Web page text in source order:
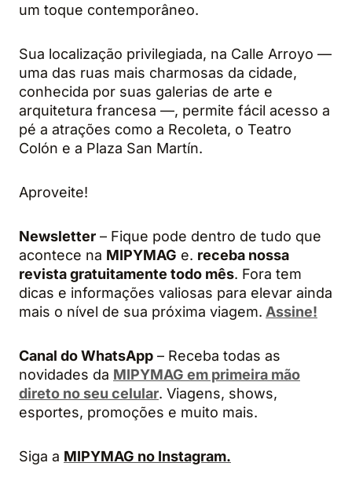
um toque contemporâneo.
Sua localização privilegiada, na Calle Arroyo —
uma das ruas mais charmosas da cidade,
conhecida por suas galerias de arte e
arquitetura francesa —, permite fácil acesso a
pé a atrações como a Recoleta, o Teatro
Colón e a Plaza San Martín.
Aproveite!
Newsletter – Fique pode dentro de tudo que
acontece na MIPYMAG e. receba nossa
revista gratuitamente todo mês. Fora tem
dicas e informações valiosas para elevar ainda
mais o nível de sua próxima viagem. Assine!
Canal do WhatsApp – Receba todas as
novidades da MIPYMAG em primeira mão
direto no seu celular. Viagens, shows,
esportes, promoções e muito mais.
Siga a MIPYMAG no Instagram.